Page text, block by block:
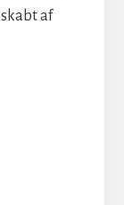
skabt af